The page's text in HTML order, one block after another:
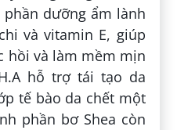
dưỡng ẩm lành
và vitamin E, giúp
hồi và làm mềm mịn
hỗ trợ tái tạo da
tế bào da chết một
phần bơ Shea còn